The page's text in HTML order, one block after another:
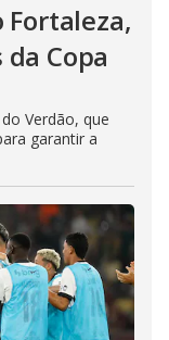
Fortaleza,
Copa
Verdão, que
garantir a